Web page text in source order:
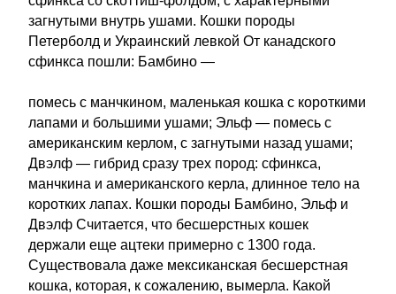
загнутыми внутрь ушами. Кошки породы
Петерболд и Украинский левкой От канадского
сфинкса пошли: Бамбино —
помесь с манчкином, маленькая кошка с короткими
лапами и большими ушами; Эльф — помесь с
американским керлом, с загнутыми назад ушами;
Двэлф — гибрид сразу трех пород: сфинкса,
манчкина и американского керла, длинное тело на
коротких лапах. Кошки породы Бамбино, Эльф и
Двэлф Считается, что бесшерстных кошек
держали еще ацтеки примерно с 1300 года.
Существовала даже мексиканская бесшерстная
кошка, которая, к сожалению, вымерла. Какой